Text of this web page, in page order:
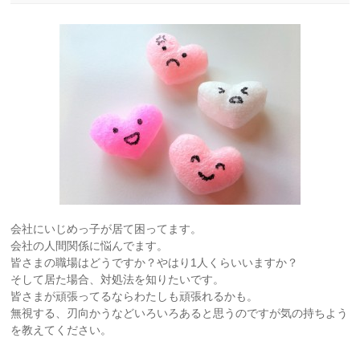
会社にいじめっ子が居て困ってます。
会社の人間関係に悩んでます。
皆さまの職場はどうですか？やはり1人くらいいますか？
そして居た場合、対処法を知りたいです。
皆さまが頑張ってるならわたしも頑張れるかも。
無視する、刃向かうなどいろいろあると思うのですが気の持ちよう
を教えてください。